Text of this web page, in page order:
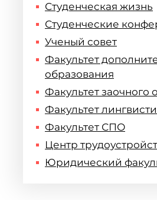
Студенческая жизнь
Студенческие
Ученый совет
Факультет
образования
Факультет заочного
Факультет
Факультет СПО
Центр
Юридический